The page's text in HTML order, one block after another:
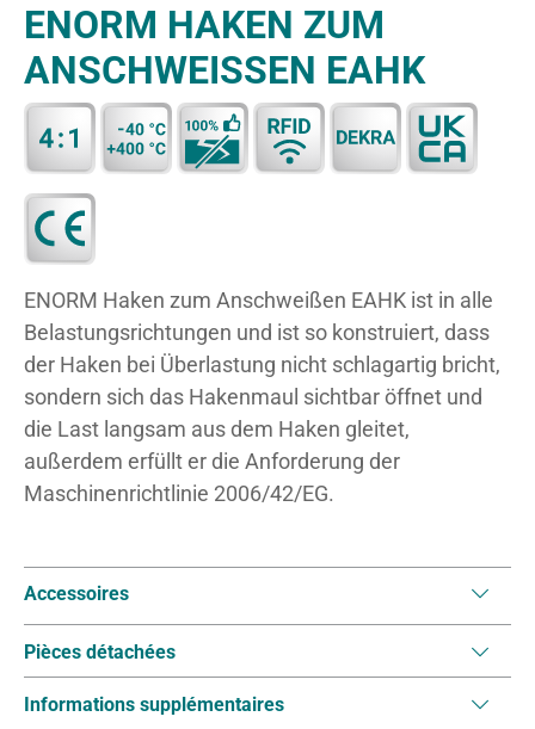
ENORM HAKEN ZUM
ANSCHWEISSEN EAHK
ENORM Haken zum Anschweißen EAHK ist in alle
Belastungsrichtungen und ist so konstruiert, dass
der Haken bei Überlastung nicht schlagartig bricht,
sondern sich das Hakenmaul sichtbar öffnet und
die Last langsam aus dem Haken gleitet,
außerdem erfüllt er die Anforderung der
Maschinenrichtlinie 2006/42/EG.
Accessoires
Pièces détachées
Informations supplémentaires